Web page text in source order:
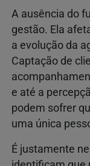
A ausência do
gestão. Ela
a evolução da
Captação de
e até a
podem sofrer
uma única
É justamente